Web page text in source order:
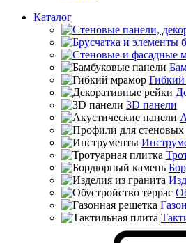
Каталог
3D панели